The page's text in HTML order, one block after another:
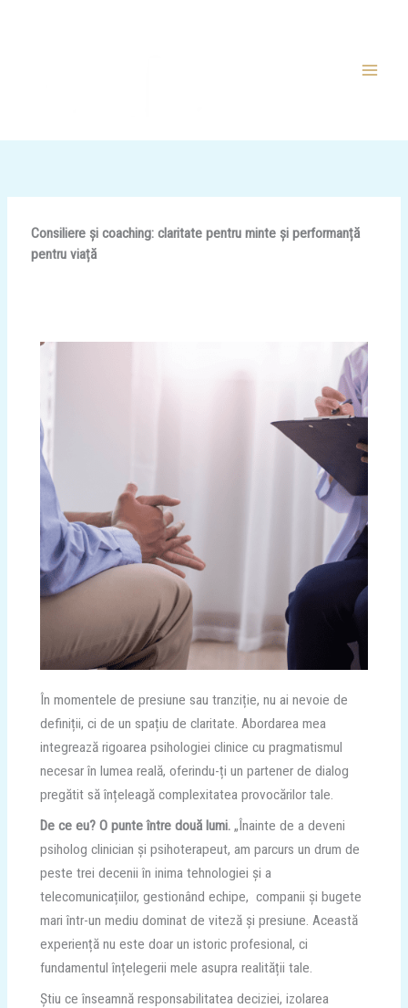
Consiliere și coaching: claritate pentru minte și performanță
pentru viață
În momentele de presiune sau tranziție, nu ai nevoie de
definiții, ci de un spațiu de claritate. Abordarea mea
integrează rigoarea psihologiei clinice cu pragmatismul
necesar în lumea reală, oferindu-ți un partener de dialog
pregătit să înțeleagă complexitatea provocărilor tale.
De ce eu? O punte între două lumi.„Înainte de a deveni
psiholog clinician și psihoterapeut, am parcurs un drum de
peste trei decenii în inima tehnologiei și a
telecomunicațiilor, gestionând echipe, companii și bugete
mari într-un mediu dominat de viteză și presiune. Această
experiență nu este doar un istoric profesional, ci
fundamentul înțelegerii mele asupra realității tale.
Știu ce înseamnă responsabilitatea deciziei, izolarea